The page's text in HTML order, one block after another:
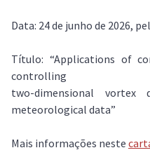
Data: 24 de junho de 2026,
Título: “Applications of
controlling
two-dimensional vortex
meteorological data”
Mais informações neste